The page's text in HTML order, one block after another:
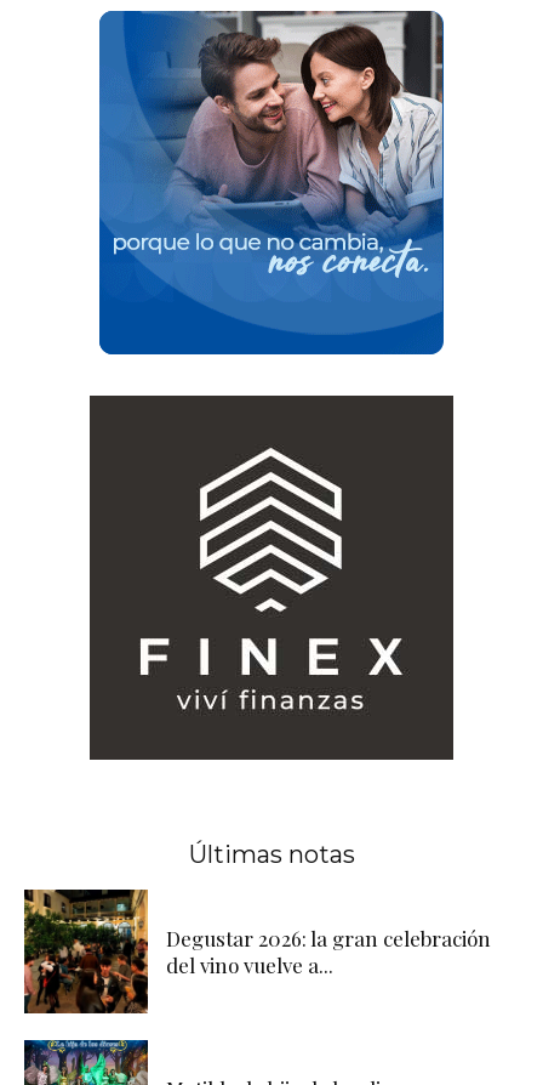
Últimas notas
Degustar 2026: la gran celebración
del vino vuelve a...